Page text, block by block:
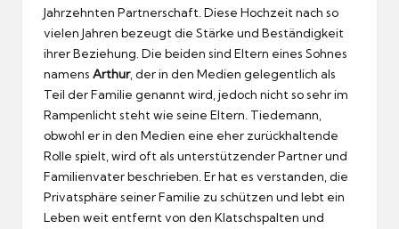
Jahrzehnten Partnerschaft. Diese Hochzeit nach so
vielen Jahren bezeugt die Stärke und Beständigkeit
ihrer Beziehung. Die beiden sind Eltern eines Sohnes
namens Arthur, der in den Medien gelegentlich als
Teil der Familie genannt wird, jedoch nicht so sehr im
Rampenlicht steht wie seine Eltern. Tiedemann,
obwohl er in den Medien eine eher zurückhaltende
Rolle spielt, wird oft als unterstützender Partner und
Familienvater beschrieben. Er hat es verstanden, die
Privatsphäre seiner Familie zu schützen und lebt ein
Leben weit entfernt von den Klatschspalten und